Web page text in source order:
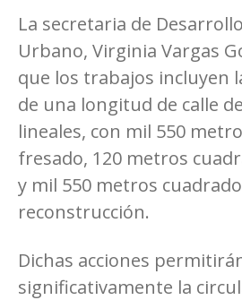
La secretaria de
Urbano, Virginia Vargas
que los trabajos incluyen
de una longitud de calle
lineales, con mil 550
fresado, 120 metros
y mil 550 metros
reconstrucción.
Dichas acciones
significativamente la